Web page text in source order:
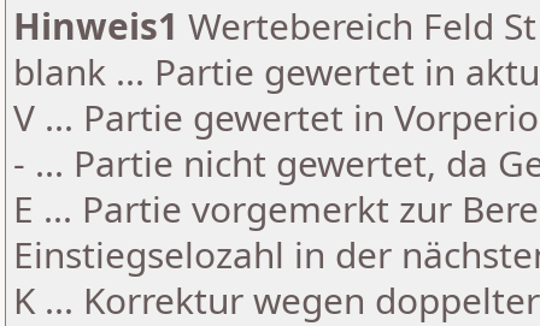
Hinweis1 Wertebereich Feld
blank ... Partie gewertet in
V ... Partie gewertet in
- ... Partie nicht gewertet, da
E ... Partie vorgemerkt zur
Einstiegselozahl in der
K ... Korrektur wegen